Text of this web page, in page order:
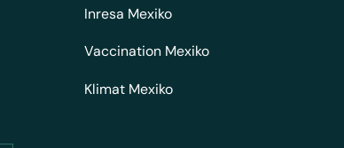
Inresa Mexiko
Vaccination Mexiko
Klimat Mexiko